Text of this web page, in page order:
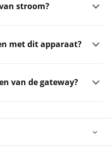
stroom?
met dit apparaat?
van de gateway?